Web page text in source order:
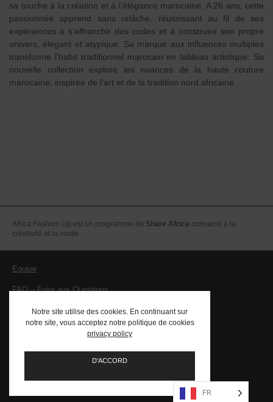
sa touche à la création et à l’élégance marocaine. A 26 ans, cette
passionnée apprend sans relâche, réussissant au fil de ses
expériences à s’affranchir des codes et à construire son propre
univers, élégant et atypique. Sa marque aux influences multiples
transforme l’habit traditionnel marocain en tableau artistique. Sa
nouvelle collection explore les nuances de la haute couture
marocaine, inspirée de l’art et de la tradition nord africaine.
Africa Fashion Up est un programme de Share Africa consacré a la
créativité et la mode
Equipe
FAQ – Foire aux Questions
Mentions légales – CGV
PRESSE
SocialSocialSocialSocialSocialSocial
Notre site utilise des cookies. En continuant sur
notre site, vous acceptez notre politique de cookies
privacy policy
D'ACCORD
FR